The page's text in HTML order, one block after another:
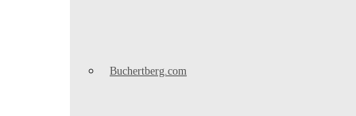
Buchertberg.com